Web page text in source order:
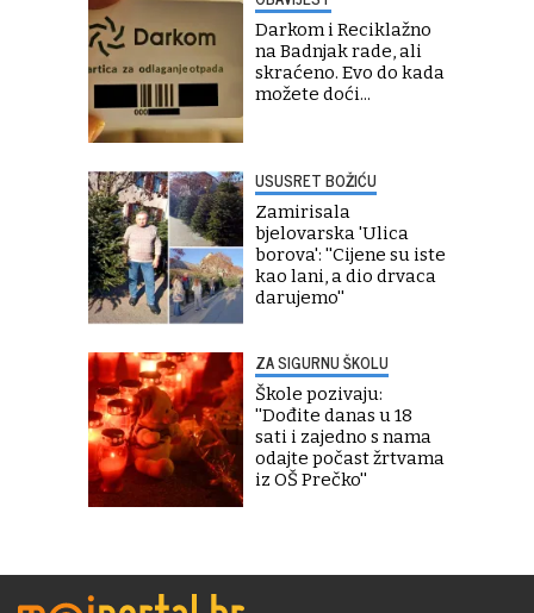
Darkom i Reciklažno
na Badnjak rade, ali
skraćeno. Evo do kada
možete doći...
USUSRET BOŽIĆU
Zamirisala
bjelovarska 'Ulica
borova': ''Cijene su iste
kao lani, a dio drvaca
darujemo''
ZA SIGURNU ŠKOLU
Škole pozivaju:
''Dođite danas u 18
sati i zajedno s nama
odajte počast žrtvama
iz OŠ Prečko''